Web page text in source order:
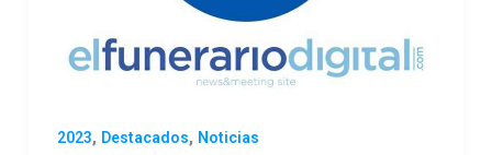
2023, Destacados, Noticias